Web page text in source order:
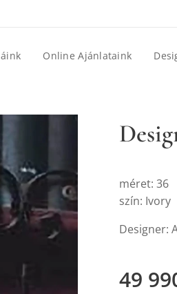
Online Ajánlataink
méret: 36
szín: Ivory
Designer:
49